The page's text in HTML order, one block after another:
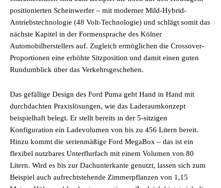
positionierten Scheinwerfer – mit moderner Mild-Hybrid-
Antriebstechnologie (48 Volt-Technologie) und schlägt somit das
nächste Kapitel in der Formensprache des Kölner
Automobilherstellers auf. Zugleich ermöglichen die Crossover-
Proportionen eine erhöhte Sitzposition und damit einen guten
Rundumblick über das Verkehrsgeschehen.
Das gefällige Design des Ford Puma geht Hand in Hand mit
durchdachten Praxislösungen, wie das Laderaumkonzept
beispielhaft belegt. Er stellt bereits in der 5-sitzigen
Konfiguration ein Ladevolumen von bis zu 456 Litern bereit.
Hinzu kommt die serienmäßige Ford MegaBox – das ist ein
flexibel nutzbares Unterflurfach mit einem Volumen von 80
Litern. Wird es bis zur Dachunterkante genutzt, lassen sich zum
Beispiel auch aufrechtstehende Zimmerpflanzen von 1,15